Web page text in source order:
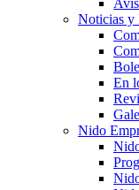
Noticias y
En
Nido